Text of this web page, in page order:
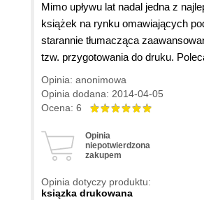
Mimo upływu lat nadal jedna z
książek na rynku omawiających
starannie tłumacząca
tzw. przygotowania do druku.
Opinia: anonimowa
Opinia dodana: 2014-04-05
Ocena: 6
Opinia
niepotwierdzona
zakupem
Opinia dotyczy produktu:
ksiązka drukowana